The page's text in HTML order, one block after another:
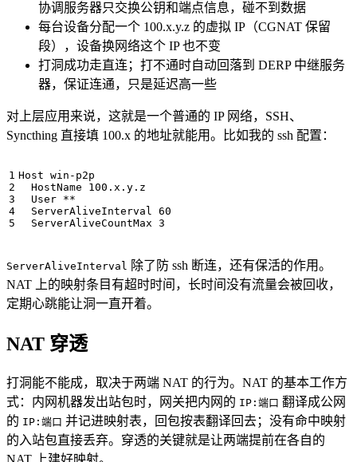
协调服务器只交换公钥和端点信息，碰不到数据
每台设备分配一个 100.x.y.z 的虚拟 IP（CGNAT 保留
段），设备换网络这个 IP 也不变
打洞成功走直连；打不通时自动回落到 DERP 中继服务
器，保证连通，只是延迟高一些
对上层应用来说，这就是一个普通的 IP 网络，SSH、
Syncthing 直接填 100.x 的地址就能用。比如我的 ssh 配置：
  ServerAliveCountMax 3
ServerAliveInterval 除了防 ssh 断连，还有保活的作用。
NAT 上的映射条目有超时时间，长时间没有流量会被回收，
定期心跳能让洞一直开着。
NAT 穿透
打洞能不能成，取决于两端 NAT 的行为。NAT 的基本工作方
式：内网机器发出站包时，网关把内网的 IP:端口 翻译成公网
的 IP:端口 并记进映射表，回包按表翻译回去；没有命中映射
的入站包直接丢弃。穿透的关键就是让两端提前在各自的